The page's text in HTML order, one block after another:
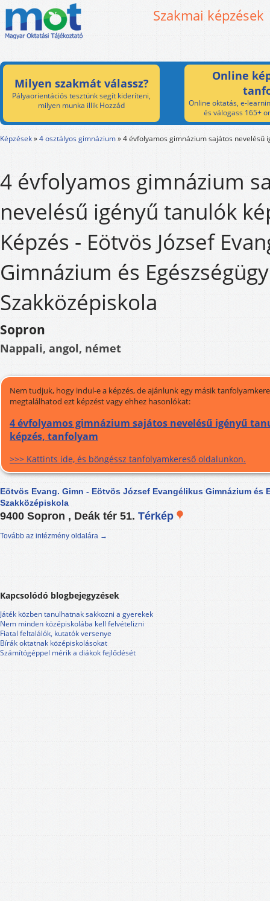
Szakmai képzések
Milyen szakmát válassz?
Pályaorientációs tesztünk segít kideríteni,
milyen munka illik Hozzád
Online
Online oktatás, e-
és válogass 165+
Képzések»4 osztályos gimnázium»4 évfolyamos gimnázium sajátos nevelésű
4 évfolyamos gimnázium
nevelésű igényű tanulók
Képzés - Eötvös József
Gimnázium és
Szakközépiskola
Sopron
Nappali, angol, német
Nem tudjuk, hogy indul-e a képzés, de ajánlunk egy másik
megtalálhatod ezt képzést vagy ehhez hasonlókat:
4 évfolyamos gimnázium sajátos nevelésű igényű
képzés, tanfolyam
>>> Kattints ide, és böngéssz tanfolyamkereső oldalunkon.
Eötvös Evang. Gimn - Eötvös József Evangélikus Gimnázium és
Szakközépiskola
9400 Sopron , Deák tér 51. Térkép
Tovább az intézmény oldalára →
Kapcsolódó blogbejegyzések
Játék közben tanulhatnak sakkozni a gyerekek
Nem minden középiskolába kell felvételizni
Fiatal feltalálók, kutatók versenye
Bírák oktatnak középiskolásokat
Számítógéppel mérik a diákok fejlődését